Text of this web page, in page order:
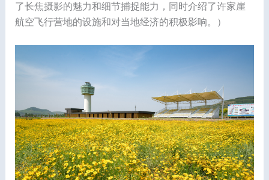
了长焦摄影的魅力和细节捕捉能力，同时介绍了许家崖
航空飞行营地的设施和对当地经济的积极影响。）